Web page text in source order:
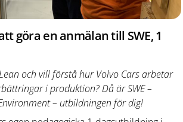
göra en anmälan till SWE, 1
och vill förstå hur Volvo Cars arbetar
i produktion? Då är SWE –
– utbildningen för dig!